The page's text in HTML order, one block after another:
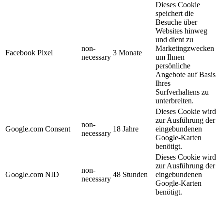
Facebook Pixel
non-
necessary
3 Monate
Dieses Cookie
speichert die
Besuche über
Websites hinweg
und dient zu
Marketingzwecken
um Ihnen
persönliche
Angebote auf Basis
Ihres
Surfverhaltens zu
unterbreiten.
Google.com Consent
non-
necessary
18 Jahre
Dieses Cookie wird
zur Ausführung der
eingebundenen
Google-Karten
benötigt.
Google.com NID
non-
necessary
48 Stunden
Dieses Cookie wird
zur Ausführung der
eingebundenen
Google-Karten
benötigt.